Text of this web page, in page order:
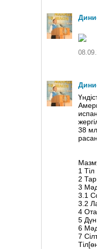
38
1 Тіл
2
3
3.1
3.2
4
5
6
7